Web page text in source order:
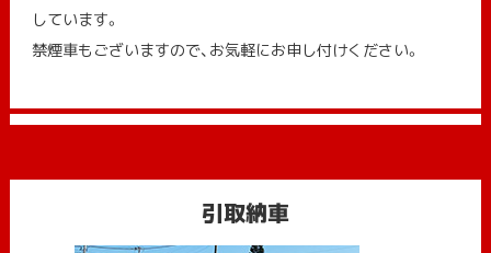
しています。
禁煙車もございますので、お気軽にお申し付けください。
引取納車